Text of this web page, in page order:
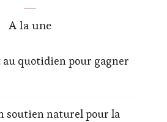
A la une
quotidien pour gagner
soutien naturel pour la